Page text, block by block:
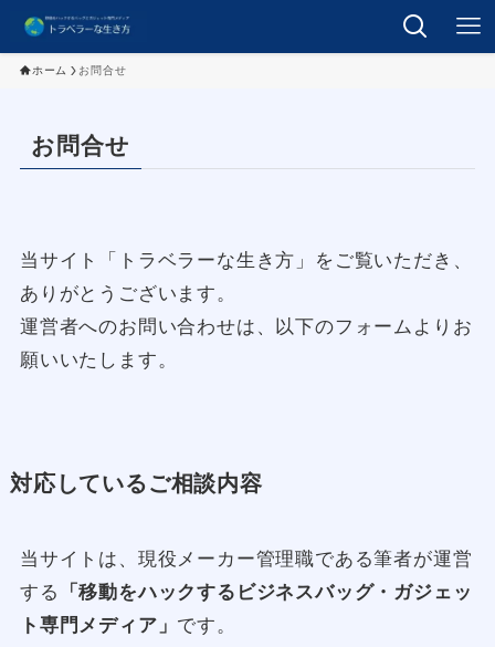
ホーム お問合せ
お問合せ
当サイト「トラベラーな生き方」をご覧いただき、
ありがとうございます。
運営者へのお問い合わせは、以下のフォームよりお
願いいたします。
対応しているご相談内容
当サイトは、現役メーカー管理職である筆者が運営
する
「移動をハックするビジネスバッグ・ガジェッ
ト専門メディア」 です。